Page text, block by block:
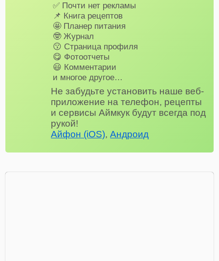
✅ Почти нет рекламы
📌 Книга рецептов
🤩 Планер питания
🤓 Журнал
😗 Страница профиля
😋 Фотоотчеты
😃 Комментарии
и многое другое…
Не забудьте установить наше веб-
приложение на телефон, рецепты
и сервисы Аймкук будут всегда под
рукой!
Айфон (iOS),Андроид